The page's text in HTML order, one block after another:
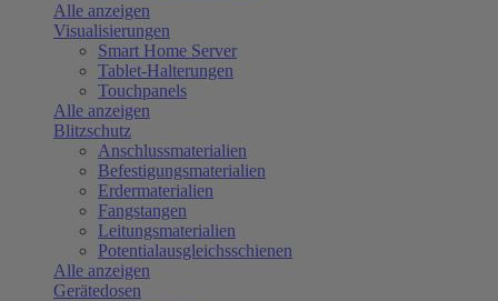
Alle anzeigen
Visualisierungen
Smart Home Server
Tablet-Halterungen
Touchpanels
Alle anzeigen
Blitzschutz
Anschlussmaterialien
Befestigungsmaterialien
Erdermaterialien
Fangstangen
Leitungsmaterialien
Potentialausgleichsschienen
Alle anzeigen
Gerätedosen